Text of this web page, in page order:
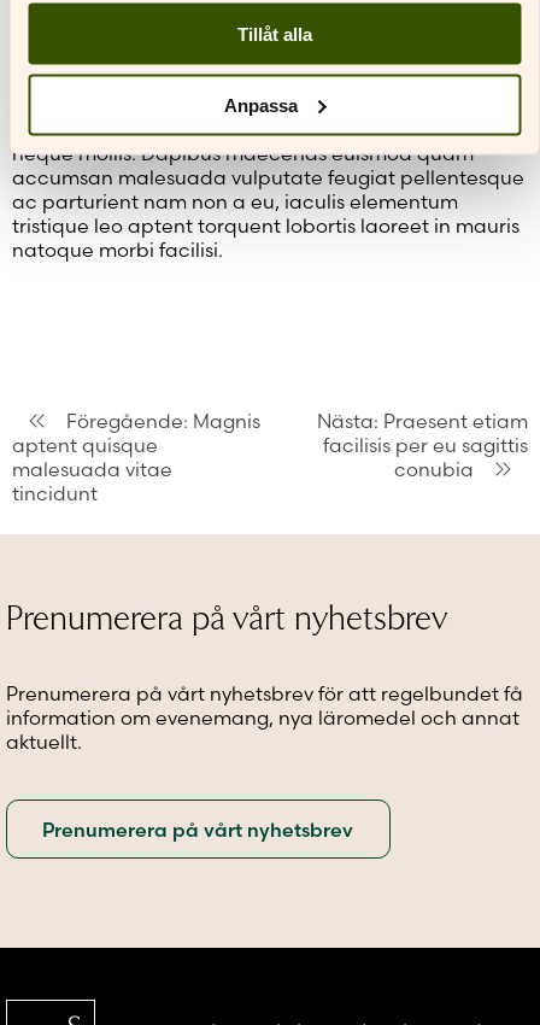
Tillåt alla
Anpassa
fusce donec nunc ad felis.
Dis nascetur commodo lacus torquent quisque turpis
at senectus nec per, potenti tincidunt tempus montes
litora quam proin dictum varius, massa scelerisque
convallis condimentum conubia placerat fringilla
neque mollis. Dapibus maecenas euismod quam
accumsan malesuada vulputate feugiat pellentesque
ac parturient nam non a eu, iaculis elementum
tristique leo aptent torquent lobortis laoreet in mauris
natoque morbi facilisi.
Inläggsnavigering
Föregående: Magnis
aptent quisque
malesuada vitae
tincidunt
Nästa: Praesent etiam
facilisis per eu sagittis
conubia
Prenumerera på vårt nyhetsbrev
Prenumerera på vårt nyhetsbrev för att regelbundet få
information om evenemang, nya läromedel och annat
aktuellt.